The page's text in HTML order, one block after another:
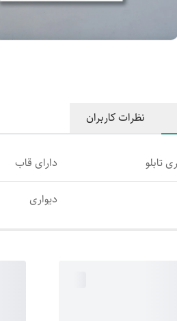
نظرات کاربران
تابلو دارای قاب
دیواری